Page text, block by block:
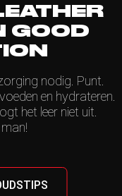
GOOD
nodig. Punt.
en hydrateren.
het leer niet uit.